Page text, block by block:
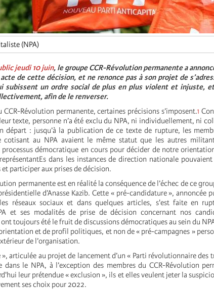
(NPA)
jeudi 10 juin, le groupe CCR-Révolution permanente a
acte de cette décision, et ne renonce pas à son projet de
subissent un ordre social de plus en plus violent et injuste,
afin de le renverser.
Révolution permanente, certaines précisions s’imposent.1
texte, personne n’a été exclu du NPA, ni individuellement, ni
départ : jusqu’à la publication de ce texte de rupture, les
cotisant au NPA avaient le même statut que les autres
démocratique en cours pour décider de notre
dans les instances de direction nationale
et participer aux prises de décision.
permanente est en réalité la conséquence de l’échec de ce
d’Anasse Kazib. Cette « pré-candidature », annoncée
réseaux sociaux et dans quelques articles, s'est faite en
et ses modalités de prise de décision concernant nos
toujours été le fruit de discussions démocratiques au sein du
et de profil politiques, et non de « pré-campagnes »
de l’organisation.
articulée au projet de lancement d’un « Parti révolutionnaire des
dans le NPA, à l’exception des membres du CCR-Révolution
leur prétendue « exclusion », ils et elles veulent jeter la
ses choix pour 2022.